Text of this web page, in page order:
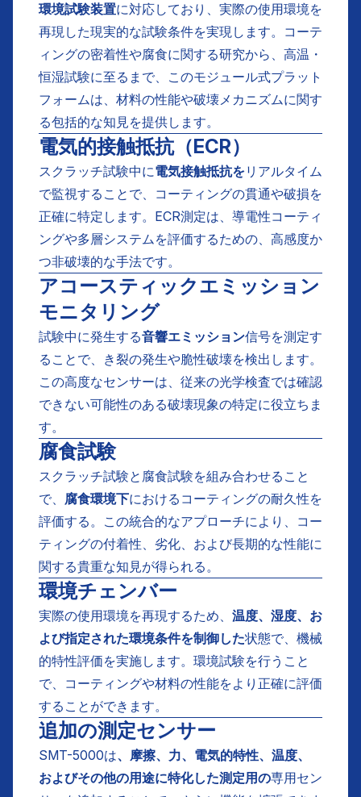
環境試験装置に対応しており、実際の使用環境を
再現した現実的な試験条件を実現します。コーテ
ィングの密着性や腐食に関する研究から、高温・
恒湿試験に至るまで、このモジュール式プラット
フォームは、材料の性能や破壊メカニズムに関す
る包括的な知見を提供します。
電気的接触抵抗（ECR）
スクラッチ試験中に電気接触抵抗をリアルタイム
で監視することで、コーティングの貫通や破損を
正確に特定します。ECR測定は、導電性コーティ
ングや多層システムを評価するための、高感度か
つ非破壊的な手法です。
アコースティックエミッション
モニタリング
試験中に発生する音響エミッション信号を測定す
ることで、き裂の発生や脆性破壊を検出します。
この高度なセンサーは、従来の光学検査では確認
できない可能性のある破壊現象の特定に役立ちま
す。
腐食試験
スクラッチ試験と腐食試験を組み合わせること
で、 腐食環境下におけるコーティングの耐久性を
評価する。この統合的なアプローチにより、コー
ティングの付着性、劣化、および長期的な性能に
関する貴重な知見が得られる。
環境チェンバー
実際の使用環境を再現するため、 温度、湿度、お
よび指定された環境条件を制御した状態で、機械
的特性評価を実施します。環境試験を行うこと
で、コーティングや材料の性能をより正確に評価
することができます。
追加の測定センサー
SMT-5000は、摩擦、力、電気的特性、温度、
およびその他の用途に特化した測定用の専用セン